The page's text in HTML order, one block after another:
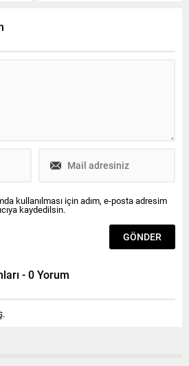
kullanılması için adım, e-posta adresim
kaydedilsin.
- 0 Yorum